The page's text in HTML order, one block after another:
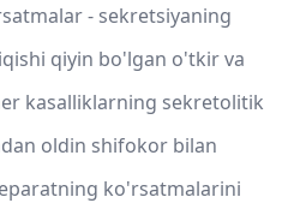
- sekretsiyaning
qiyin bo'lgan o'tkir va
kasalliklarning sekretolitik
oldin shifokor bilan
ko'rsatmalarini